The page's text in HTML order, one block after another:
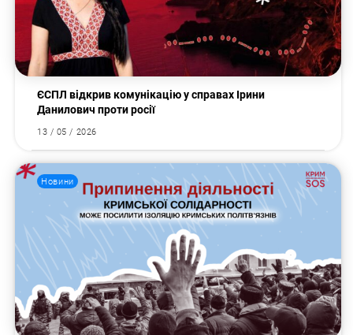
ЄСПЛ відкрив комунікацію у справах Ірини
Данилович проти росії
13 / 05 / 2026
Новини